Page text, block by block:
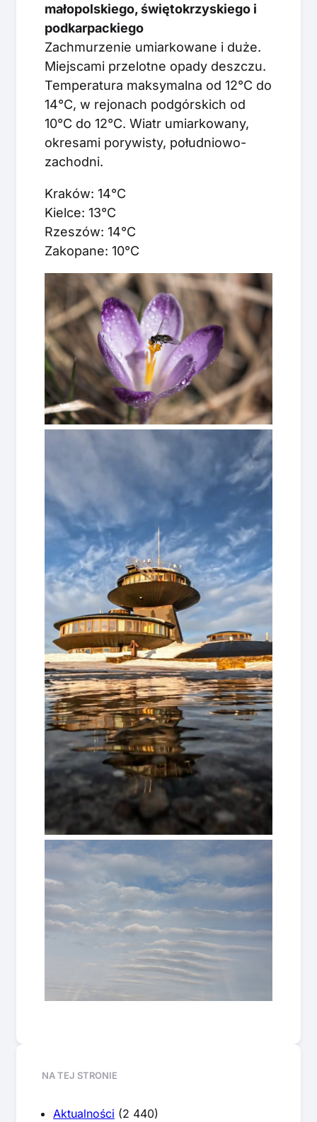
małopolskiego, świętokrzyskiego i
podkarpackiego
Zachmurzenie umiarkowane i duże.
Miejscami przelotne opady deszczu.
Temperatura maksymalna od 12°C do
14°C, w rejonach podgórskich od
10°C do 12°C. Wiatr umiarkowany,
okresami porywisty, południowo-
zachodni.
Kraków: 14°C
Kielce: 13°C
Rzeszów: 14°C
Zakopane: 10°C
NA TEJ STRONIE
Aktualności (2 440)